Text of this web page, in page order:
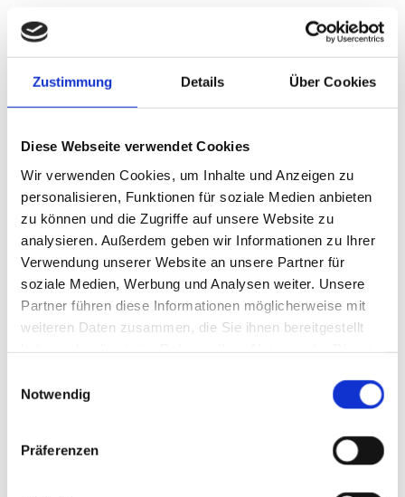
Zustimmung Details Über Cookies
Diese Webseite verwendet Cookies
Wir verwenden Cookies, um Inhalte und Anzeigen zu
personalisieren, Funktionen für soziale Medien anbieten
zu können und die Zugriffe auf unsere Website zu
analysieren. Außerdem geben wir Informationen zu Ihrer
Verwendung unserer Website an unsere Partner für
soziale Medien, Werbung und Analysen weiter. Unsere
Partner führen diese Informationen möglicherweise mit
weiteren Daten zusammen, die Sie ihnen bereitgestellt
Notwendig
Präferenzen
Viel Spaß beim Benutzen unserer Seiten wünscht
Ihnen
Dachdecker- und Klempnermeister